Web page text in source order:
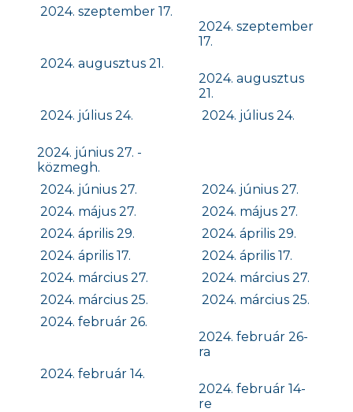
2024. szeptember 17.
2024. szeptember
17.
2024. augusztus 21.
2024. augusztus
21.
2024. július 24.
2024. július 24.
2024. június 27. -
közmegh.
2024. június 27.
2024. június 27.
2024. május 27.
2024. május 27.
2024. április 29.
2024. április 29.
2024. április 17.
2024. április 17.
2024. március 27.
2024. március 27.
2024. március 25.
2024. március 25.
2024. február 26.
2024. február 26-
ra
2024. február 14.
2024. február 14-
re